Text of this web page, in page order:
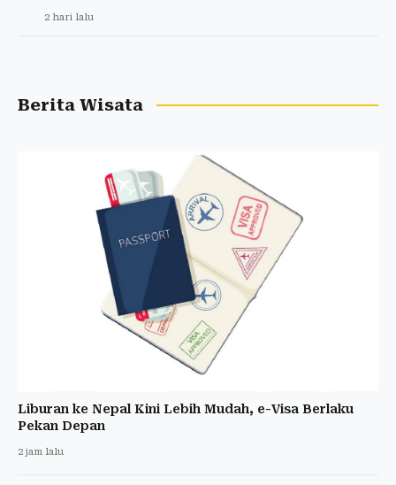
2 hari lalu
Berita Wisata
Liburan ke Nepal Kini Lebih Mudah, e-Visa Berlaku
Pekan Depan
2 jam lalu